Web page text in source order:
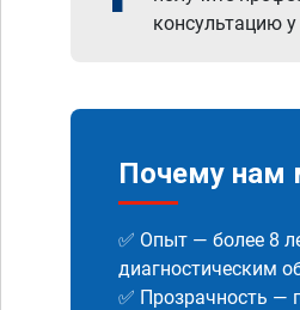
консультацию
Почему нам
✅ Опыт — более 8
диагностическим
✅ Прозрачность —